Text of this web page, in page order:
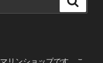
リンショップです。こ